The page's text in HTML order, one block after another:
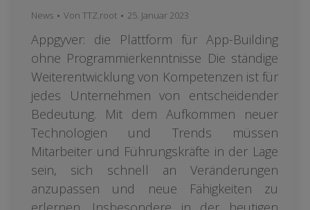
News Von TTZ.root 25. Januar 2023
Appgyver: die Plattform für App-Building
ohne Programmierkenntnisse Die ständige
Weiterentwicklung von Kompetenzen ist für
jedes Unternehmen von entscheidender
Bedeutung. Mit dem Aufkommen neuer
Technologien und Trends müssen
Mitarbeiter und Führungskräfte in der Lage
sein, sich schnell an Veränderungen
anzupassen und neue Fähigkeiten zu